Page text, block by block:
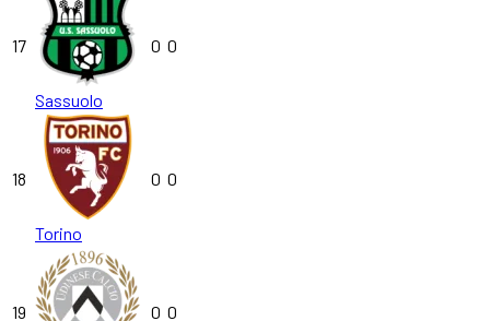
17
Sassuolo
0 0
18
Torino
0 0
19 0 0